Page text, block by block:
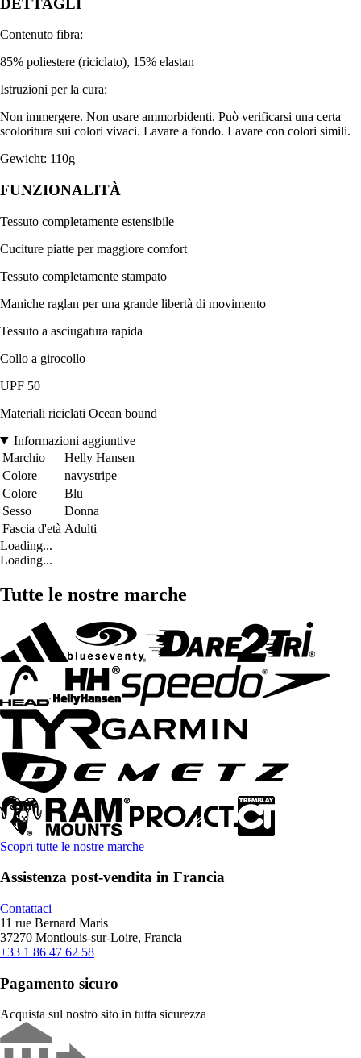
Contenuto fibra:
85% poliestere (riciclato), 15% elastan
Istruzioni per la cura:
Non immergere. Non usare ammorbidenti. Può verificarsi una certa
scoloritura sui colori vivaci. Lavare a fondo. Lavare con colori simili.
Gewicht: 110g
FUNZIONALITÀ
Tessuto completamente estensibile
Cuciture piatte per maggiore comfort
Tessuto completamente stampato
Maniche raglan per una grande libertà di movimento
Tessuto a asciugatura rapida
Collo a girocollo
UPF 50
Materiali riciclati Ocean bound
Informazioni aggiuntive
Marchio
Helly Hansen
Colore
navystripe
Colore
Blu
Sesso
Donna
Fascia d'età Adulti
Loading...
Loading...
Tutte le nostre marche
Scopri tutte le nostre marche
Assistenza post-vendita in Francia
Contattaci
11 rue Bernard Maris
37270 Montlouis-sur-Loire, Francia
+33 1 86 47 62 58
Pagamento sicuro
Acquista sul nostro sito in tutta sicurezza